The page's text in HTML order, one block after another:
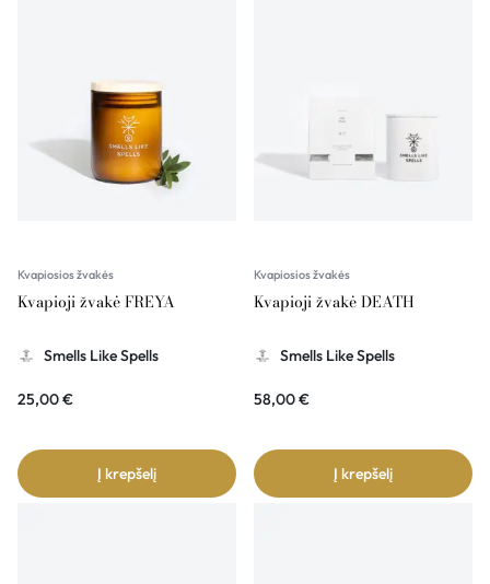
Kvapiosios žvakės
Kvapioji žvakė FREYA
Smells Like Spells
25,00€
Į krepšelį
Kvapiosios žvakės
Kvapioji žvakė DEATH
Smells Like Spells
58,00€
Į krepšelį